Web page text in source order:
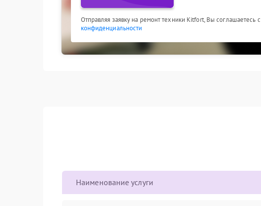
Отправляя заявку на ремонт техники Kitfort, Вы соглашаетесь с
конфиденциальности
Наименование услуги